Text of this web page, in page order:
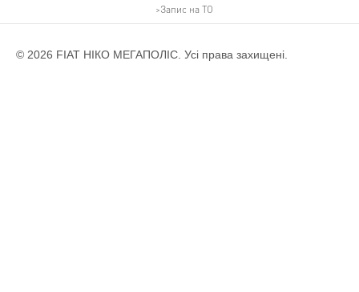
Запис на ТО
© 2026 FIAT НІКО МЕГАПОЛІС. Усі права захищені.